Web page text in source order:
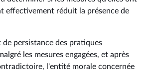
effectivement réduit la présence de
de persistance des pratiques
les mesures engagées, et après
l'entité morale concernée